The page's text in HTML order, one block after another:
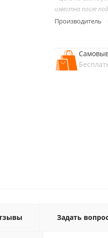
известна после
Производитель
Задать